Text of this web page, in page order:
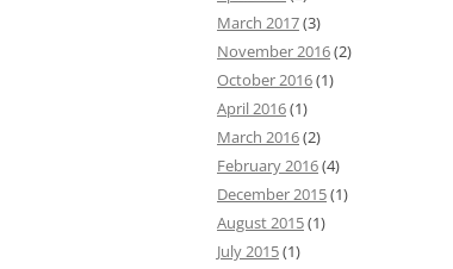
March 2017(3)
November 2016(2)
October 2016(1)
April 2016(1)
March 2016(2)
February 2016(4)
December 2015(1)
August 2015(1)
July 2015(1)